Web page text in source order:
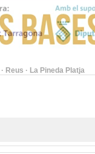
· Reus · La Pineda Platja